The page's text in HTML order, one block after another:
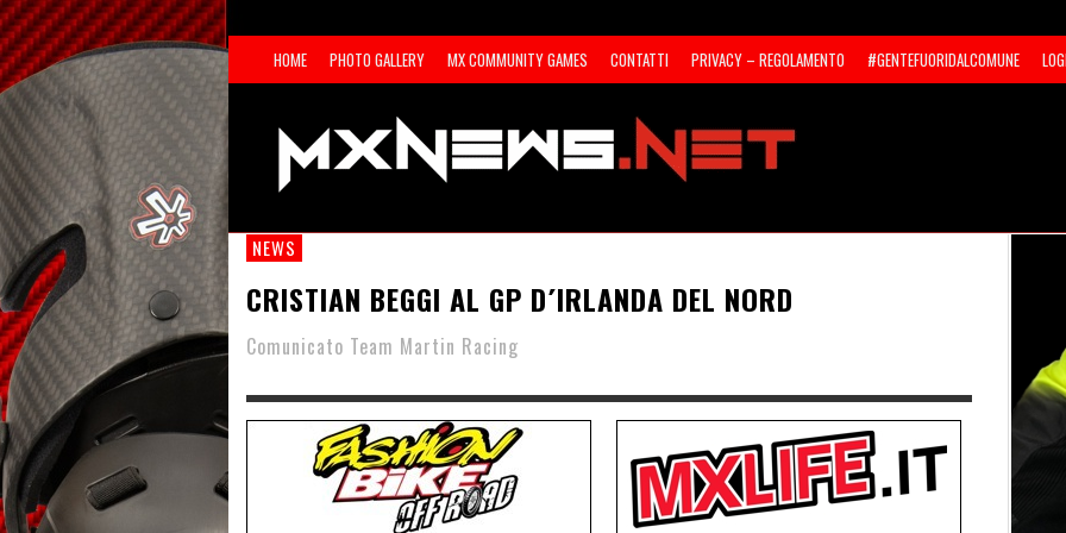
HOME PHOTO GALLERY MX COMMUNITY GAMES CONTATTI PRIVACY – REGOLAMENTO #GENTEFUORIDALCOMUNE
NEWS
CRISTIAN BEGGI AL GP D´IRLANDA DEL NORD
Comunicato Team Martin Racing